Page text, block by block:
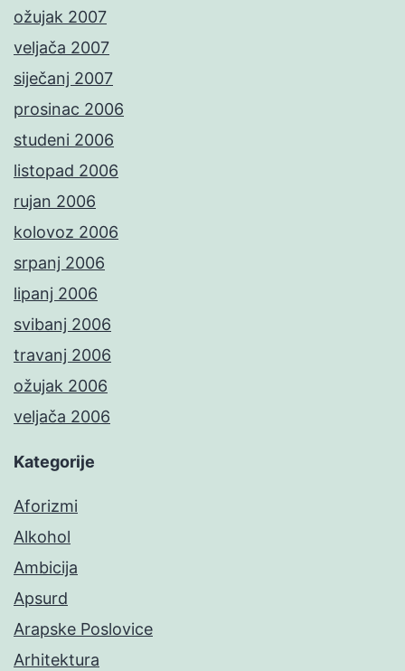
ožujak 2007
veljača 2007
siječanj 2007
prosinac 2006
studeni 2006
listopad 2006
rujan 2006
kolovoz 2006
srpanj 2006
lipanj 2006
svibanj 2006
travanj 2006
ožujak 2006
veljača 2006
Kategorije
Aforizmi
Alkohol
Ambicija
Apsurd
Arapske Poslovice
Arhitektura